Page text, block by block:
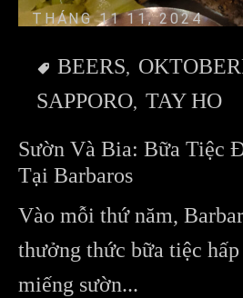
THÁNG 11 11, 2024
BEERS
SAPPORO TAY HO
Sườn Và Bia: Bữa Tiệc
Tại Barbaros
Vào mỗi thứ năm,
thưởng thức bữa tiệc
miếng sườn...